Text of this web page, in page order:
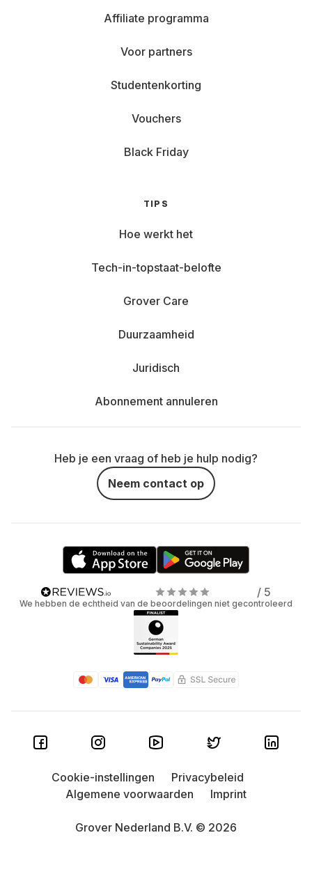
Affiliate programma
Voor partners
Studentenkorting
Vouchers
Black Friday
TIPS
Hoe werkt het
Tech-in-topstaat-belofte
Grover Care
Duurzaamheid
Juridisch
Abonnement annuleren
Heb je een vraag of heb je hulp nodig?
Neem contact op
/ 5
We hebben de echtheid van de beoordelingen niet gecontroleerd
Grover Nederland B.V. © 2026
Cookie-instellingen
Privacybeleid
Algemene voorwaarden
Imprint